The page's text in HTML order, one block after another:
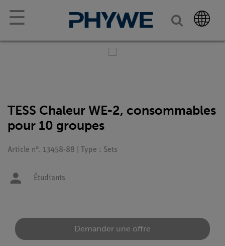
☰
TESS Chaleur WE-2, consommables
pour 10 groupes
Article n°. 13458-88 | Type : Sets
Étudiants
Demander une offre